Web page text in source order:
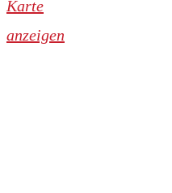
Karte
anzeigen